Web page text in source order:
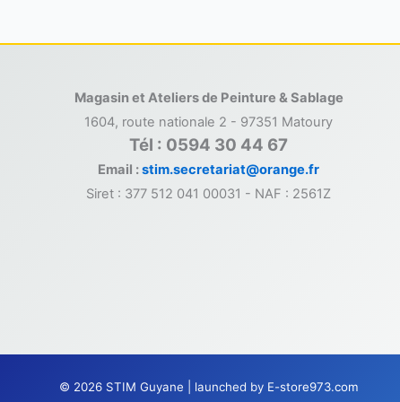
Magasin et Ateliers de Peinture & Sablage
1604, route nationale 2 - 97351 Matoury
Tél : 0594 30 44 67
Email :stim.secretariat@orange.fr
Siret : 377 512 041 00031 - NAF : 2561Z
© 2026 STIM Guyane | launched by E-store973.com